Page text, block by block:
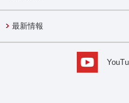
最新情報